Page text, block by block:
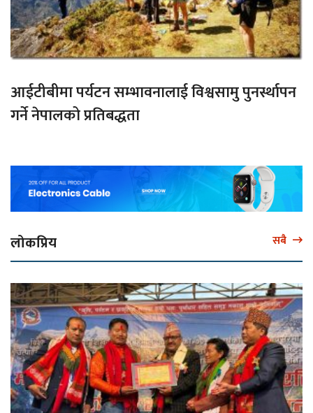
आईटीबीमा पर्यटन सम्भावनालाई विश्वसामु पुनर्स्थापन
गर्ने नेपालको प्रतिबद्धता
लोकप्रिय सबै